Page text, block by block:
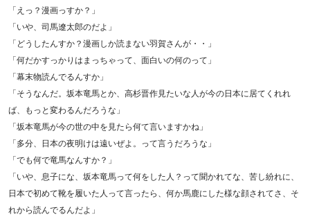
「えっ？漫画っすか？」
「いや、司馬遼太郎のだよ」
「どうしたんすか？漫画しか読まない羽賀さんが・・」
「何だかすっかりはまっちゃって、面白いの何のって」
「幕末物読んでるんすか」
「そうなんだ。坂本竜馬とか、高杉晋作見たいな人が今の日本に居てくれれ
ば、もっと変わるんだろうな」
「坂本竜馬が今の世の中を見たら何て言いますかね」
「多分、日本の夜明けは遠いぜよ。って言うだろうな」
「でも何で竜馬なんすか？」
「いや、息子にな、坂本竜馬って何をした人？って聞かれてな、苦し紛れに、
日本で初めて靴を履いた人って言ったら、何か馬鹿にした様な顔されてさ、そ
れから読んでるんだよ」